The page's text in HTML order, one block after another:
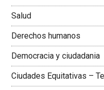
Salud
Derechos humanos
Democracia y ciudadania
Ciudades Equitativas –